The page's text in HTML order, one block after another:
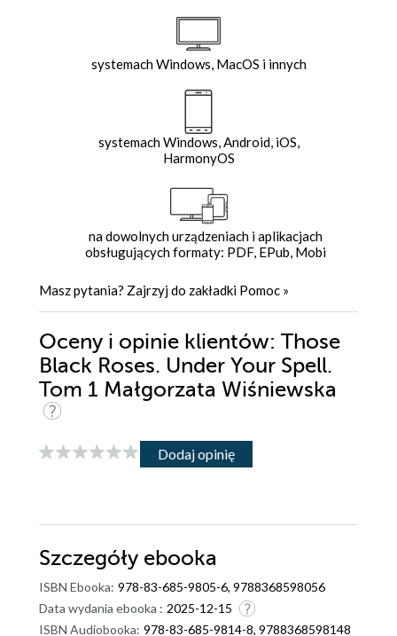
systemach Windows, MacOS i innych
systemach Windows, Android, iOS,
HarmonyOS
na dowolnych urządzeniach i aplikacjach
obsługujących formaty: PDF, EPub, Mobi
Masz pytania? Zajrzyj do zakładki Pomoc »
Oceny i opinie klientów: Those
Black Roses. Under Your Spell.
Tom 1 Małgorzata Wiśniewska
Dodaj opinię
Szczegóły ebooka
ISBN Ebooka: 978-83-685-9805-6, 9788368598056
Data wydania ebooka : 2025-12-15
ISBN Audiobooka: 978-83-685-9814-8, 9788368598148